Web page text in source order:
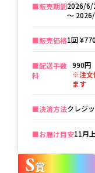
■️販売期間2026/6/
〜
■️販売価格1回
■️配送手数
料
990円
※注文
ます
■️決済方法クレジ
■️お届け目安11月
賞